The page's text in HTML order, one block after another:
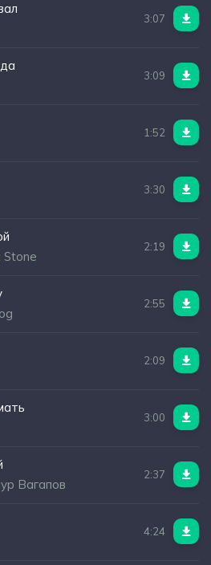
3:07
3:09
1:52
3:30
Stone
2:19
2:55
2:09
3:00
Вагапов
2:37
4:24